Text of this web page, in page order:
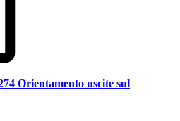
Orientamento uscite sul